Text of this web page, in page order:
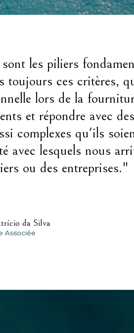
les piliers
toujours ces critères,
lors de la
et répondre avec
complexes qu'ils
lesquels nous
ou des entreprises."
da Silva
Associée